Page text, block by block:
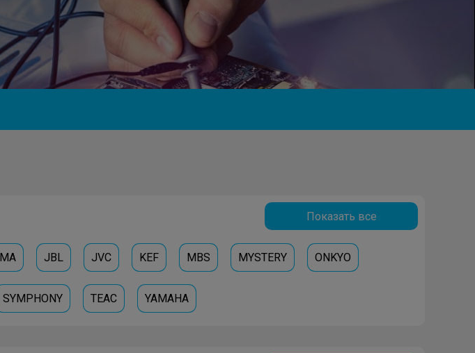
Показать все
JBL JVC KEF MBS MYSTERY ONKYO
SYMPHONY TEAC YAMAHA